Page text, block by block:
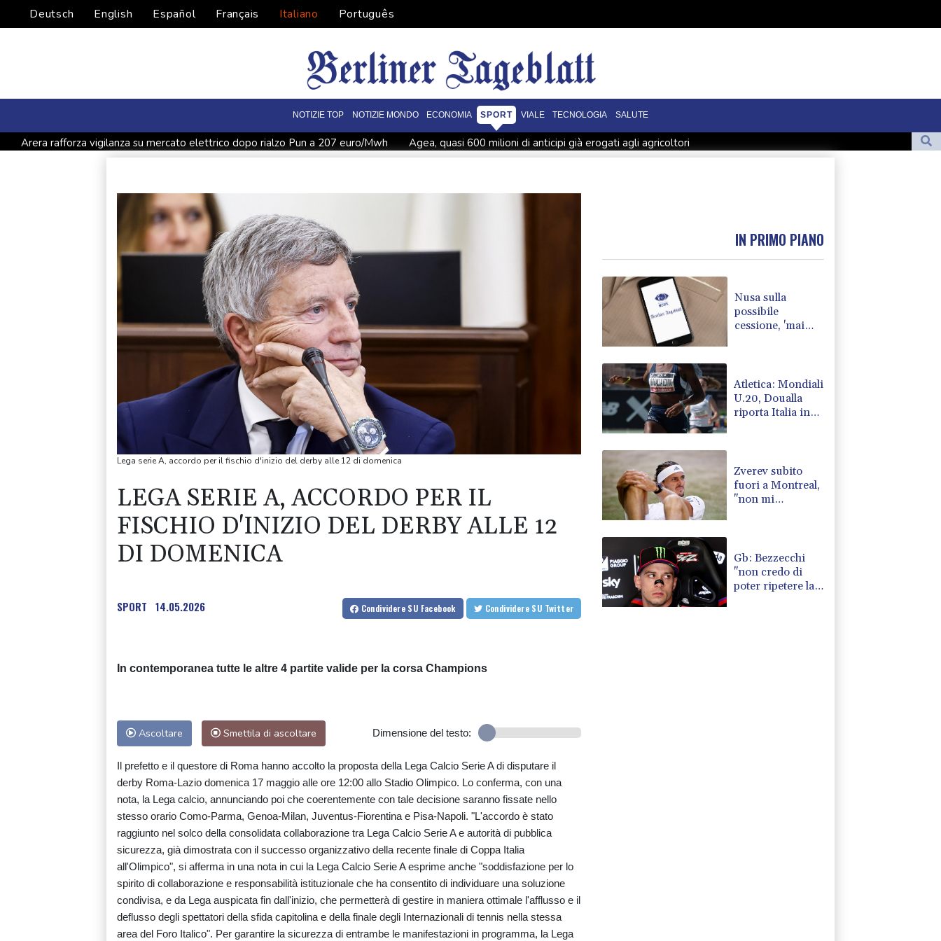
Deutsch English Español Français Italiano Português
NOTIZIE TOP NOTIZIE MONDO ECONOMIA SPORT VIALE TECNOLOGIA SALUTE
Arera rafforza vigilanza su mercato elettrico dopo rialzo Pun a 207 euro/Mwh
Agea, quasi 600 milioni di anticipi già erogati agli agricoltori
Sconto su accise carburanti, dal Mef il contributo maggiore
Deliveroo, i ristoranti virtuali sulla piattaforma crescono di oltre il 150%
Muore in Colombia un baby ippopotamo della colonia di Escobar
Lega serie A, accordo per il fischio d'inizio del derby alle 12 di domenica
LEGA SERIE A, ACCORDO PER IL
FISCHIO D'INIZIO DEL DERBY ALLE 12
DI DOMENICA
SPORT 14.05.2026 Condividere SU Facebook Condividere SU Twitter
In contemporanea tutte le altre 4 partite valide per la corsa Champions
Ascoltare Smettila di ascoltare Dimensione del testo:
Il prefetto e il questore di Roma hanno accolto la proposta della Lega Calcio Serie A di disputare il
derby Roma-Lazio domenica 17 maggio alle ore 12:00 allo Stadio Olimpico. Lo conferma, con una
nota, la Lega calcio, annunciando poi che coerentemente con tale decisione saranno fissate nello
stesso orario Como-Parma, Genoa-Milan, Juventus-Fiorentina e Pisa-Napoli. "L'accordo è stato
raggiunto nel solco della consolidata collaborazione tra Lega Calcio Serie A e autorità di pubblica
sicurezza, già dimostrata con il successo organizzativo della recente finale di Coppa Italia
all'Olimpico", si afferma in una nota in cui la Lega Calcio Serie A esprime anche "soddisfazione per lo
spirito di collaborazione e responsabilità istituzionale che ha consentito di individuare una soluzione
condivisa, e da Lega auspicata fin dall'inizio, che permetterà di gestire in maniera ottimale l'afflusso e il
deflusso degli spettatori della sfida capitolina e della finale degli Internazionali di tennis nella stessa
area del Foro Italico". Per garantire la sicurezza di entrambe le manifestazioni in programma, la Lega
IN PRIMO PIANO
Nusa sulla
possibile
cessione, 'mai
Atletica: Mondiali
U.20, Doualla
riporta Italia in
Zverev subito
fuori a Montreal,
"non mi
Gb: Bezzecchi
"non credo di
poter ripetere la